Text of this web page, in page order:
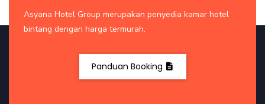
Asyana Hotel Group merupakan penyedia kamar hotel
bintang dengan harga termurah.
Panduan Booking